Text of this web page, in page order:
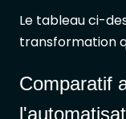
Le tableau ci-
transformation
Comparatif